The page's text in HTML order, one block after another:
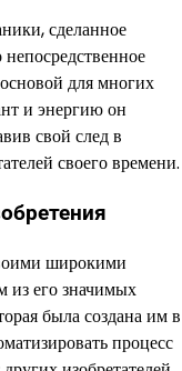
сделанное
для многих
и энергию он
свой след в
своего времени.
широкими
из его значимых
была создана им в
процесс